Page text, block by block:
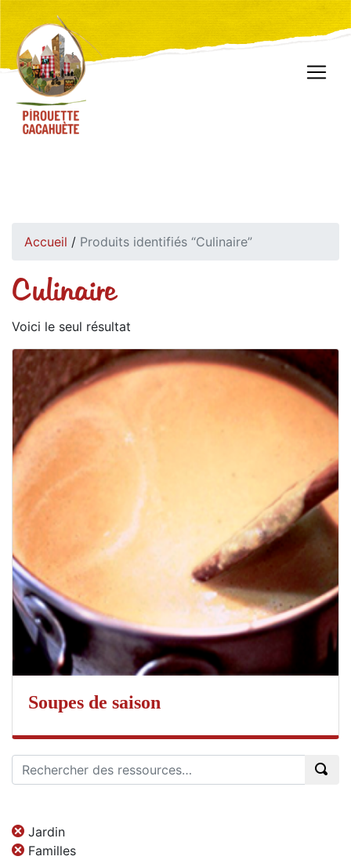
Accueil / Produits identifiés “Culinaire”
Culinaire
Voici le seul résultat
Soupes de saison
Jardin
Familles